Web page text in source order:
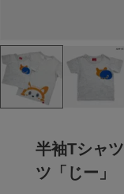
半袖Tシャ
ツ「じー」